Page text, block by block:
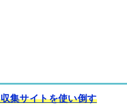
集サイトを使い倒す